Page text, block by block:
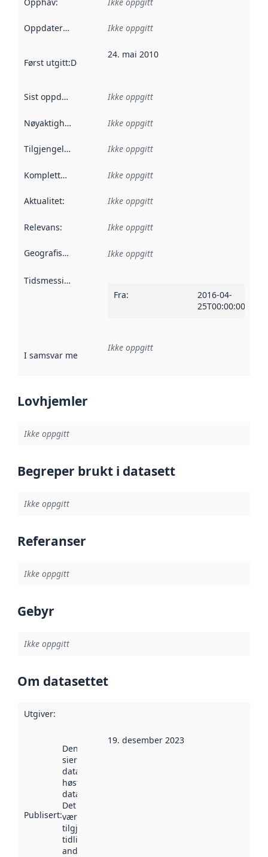
Oppdateringsfrekvens :
Ikke oppgitt
Først utgitt:Denne datoen sier når dataene i dette
24. mai 2010
Sist oppdatert Ikke oppgitt
Nøyaktighet Ikke oppgitt
Tilgjengelighet Ikke oppgitt
Kompletthet Ikke oppgitt
Aktualitet: Ikke oppgitt
Relevans: Ikke oppgitt
Geografisk avgrensning :
Ikke oppgitt
Tidsmessig avgrensning
Fra:
2016-04-
25T00:00:00Z
I samsvar med Referanse til en implementasjonsregel
Ikke oppgitt
Lovhjemler
Ikke oppgitt
Begreper brukt i datasett
Ikke oppgitt
Referanser
Ikke oppgitt
Gebyr
Ikke oppgitt
Om datasettet
Utgiver:
Publisert:
Denne datoen
sier når
datasettet ble
høstet av
data.norge.no.
Det kan ha
vært
tilgjengelig
tidligere
andre steder.
19. desember 2023